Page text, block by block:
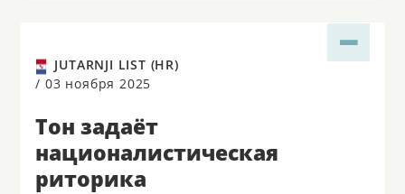
JUTARNJI LIST (HR)
/ 03 ноября 2025
Тон задаёт
националистическая
риторика